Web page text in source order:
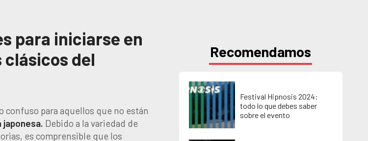
para iniciarse en
clásicos del
confuso para aquellos que no están
japonesa. Debido a la variedad de
es comprensible que los
Recomendamos
Festival Hipnosis 2024:
todo lo que debes saber
sobre el evento